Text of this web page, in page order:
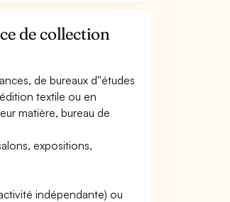
de collection
de bureaux d''études
textile ou en
matière, bureau de
expositions,
indépendante) ou